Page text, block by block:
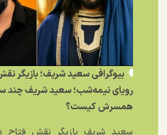
بیوگرافی سعید شریف؛ بازیگر
رویای نیمه‌شب؛ سعید شریف چند
همسرش کیست؟
سعید شریف بازیگر نقش فتاح